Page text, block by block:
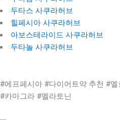
두타스 사쿠라허브
힐페시아 사쿠라허브
아보스테라이드 사쿠라허브
두타놀 사쿠라허브
#에프페시아 #다이어트약 추천 #
#카마그라 #멜라토닌